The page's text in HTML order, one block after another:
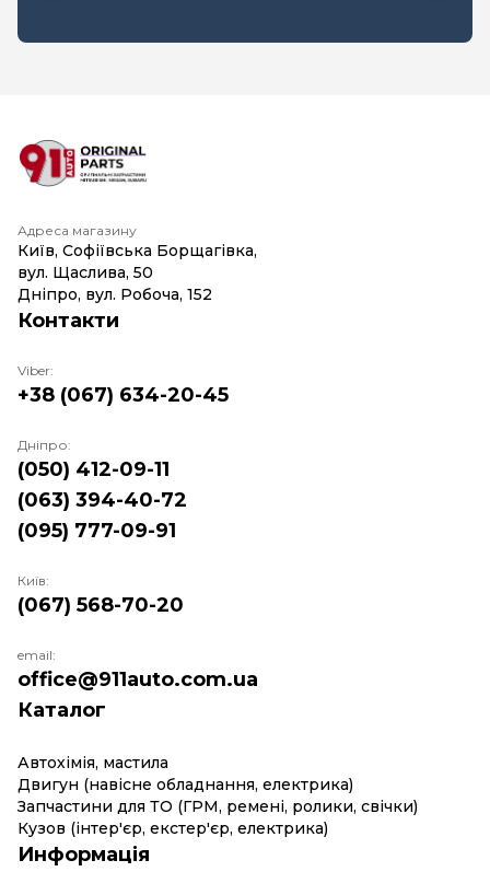
Адреса магазину
Київ, Софіївська Борщагівка,
вул. Щаслива, 50
Дніпро, вул. Робоча, 152
Каталог
Автохімія, мастила
Двигун (навісне обладнання, електрика)
Запчастини для ТО (ГРМ, ремені, ролики, свічки)
Кузов (інтер'єр, екстер'єр, електрика)
Информація
Контакти
Viber:
+38 (067) 634-20-45
Дніпро:
(050) 412-09-11
(063) 394-40-72
(095) 777-09-91
Київ:
(067) 568-70-20
email:
office@911auto.com.ua